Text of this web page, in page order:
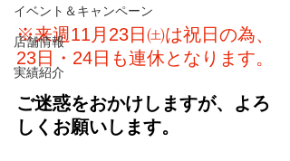
イベント＆キャンペーン
店舗情報
実績紹介
※来週11月23日㈯は祝日の為、
23日・24日も連休となります。
ご迷惑をおかけしますが、よろ
しくお願いします。